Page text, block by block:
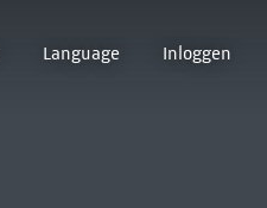
Language Inloggen